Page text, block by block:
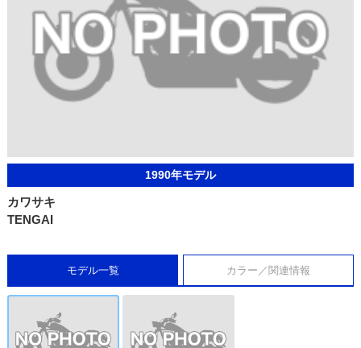
1990年モデル
カワサキ
TENGAI
モデル一覧 カラー／関連情報